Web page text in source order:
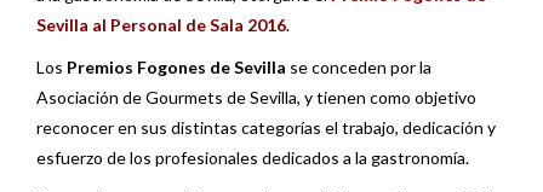
Sevilla al Personal de Sala 2016.
Los Premios Fogones de Sevilla se conceden por la
Asociación de Gourmets de Sevilla, y tienen como objetivo
reconocer en sus distintas categorías el trabajo, dedicación y
esfuerzo de los profesionales dedicados a la gastronomía.